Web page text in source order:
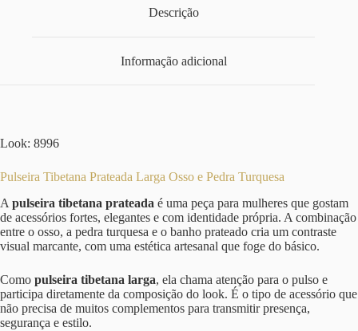
Descrição
Informação adicional
Look: 8996
Pulseira Tibetana Prateada Larga Osso e Pedra Turquesa
A pulseira tibetana prateada é uma peça para mulheres que gostam
de acessórios fortes, elegantes e com identidade própria. A combinação
entre o osso, a pedra turquesa e o banho prateado cria um contraste
visual marcante, com uma estética artesanal que foge do básico.
Como pulseira tibetana larga, ela chama atenção para o pulso e
participa diretamente da composição do look. É o tipo de acessório que
não precisa de muitos complementos para transmitir presença,
segurança e estilo.